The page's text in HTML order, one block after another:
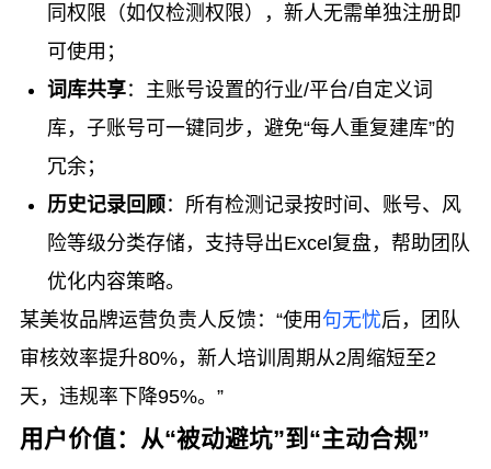
同权限（如仅检测权限），新人无需单独注册即
可使用；
词库共享：主账号设置的行业/平台/自定义词
库，子账号可一键同步，避免“每人重复建库”的
冗余；
历史记录回顾：所有检测记录按时间、账号、风
险等级分类存储，支持导出Excel复盘，帮助团队
优化内容策略。
某美妆品牌运营负责人反馈：“使用句无忧后，团队
审核效率提升80%，新人培训周期从2周缩短至2
天，违规率下降95%。”
用户价值：从“被动避坑”到“主动合规”